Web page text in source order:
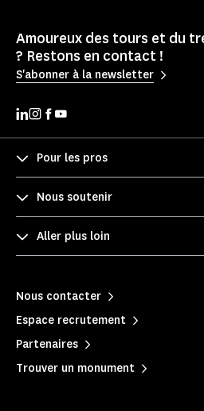
Amoureux des tours et du
? Restons en contact !
S'abonner à la newsletter
Pour les pros
Nous soutenir
Aller plus loin
Nous contacter
Espace recrutement
Partenaires
Trouver un monument